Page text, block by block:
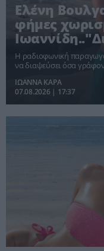
Ελένη
φήμες
Η ραδιοφωνική
να διαψεύσει όσα
ΙΩΑΝΝΑ ΚΑΡΑ
07.08.2026 | 17:37